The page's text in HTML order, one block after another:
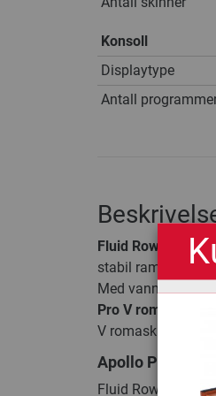
Konsoll
Displaytype
Antall
Fluid Rower
stabil ramme i
Med
Pro V romaskin
V romaskin
Apollo Pro Plus
Fluid Rower